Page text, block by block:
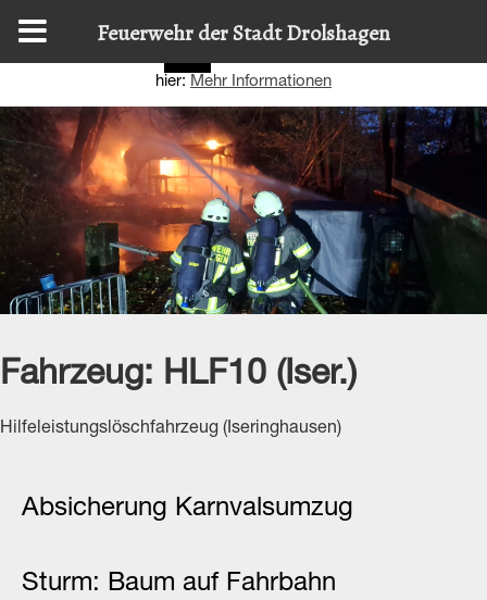
Fahrzeug: HLF10 (Iser.)
Hilfeleistungslöschfahrzeug (Iseringhausen)
Absicherung Karnvalsumzug
Sturm: Baum auf Fahrbahn
Diese Website nutzt Cookies, um bestmögliche Funktionalität
hier: Mehr Informationen
Feuerwehr der Stadt Drolshagen